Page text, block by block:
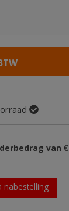
van
nabestelling